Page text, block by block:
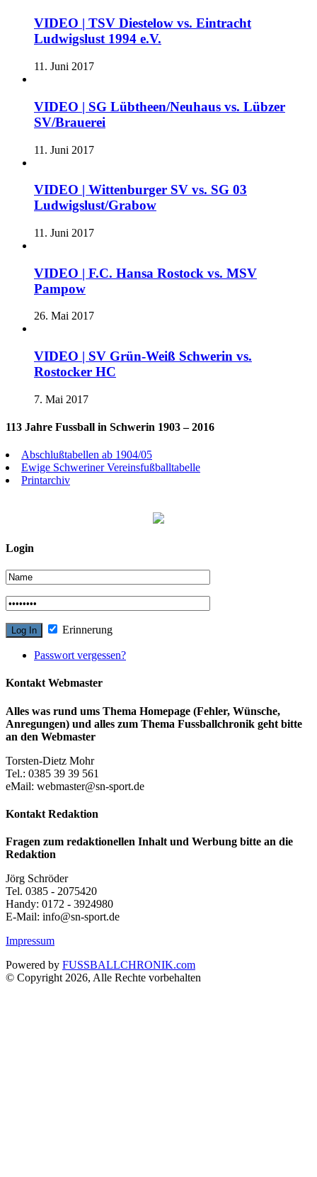
VIDEO | TSV Diestelow vs. Eintracht
Ludwigslust 1994 e.V.
11. Juni 2017
VIDEO | SG Lübtheen/Neuhaus vs. Lübzer
SV/Brauerei
11. Juni 2017
VIDEO | Wittenburger SV vs. SG 03
Ludwigslust/Grabow
11. Juni 2017
VIDEO | F.C. Hansa Rostock vs. MSV
Pampow
26. Mai 2017
VIDEO | SV Grün-Weiß Schwerin vs.
Rostocker HC
7. Mai 2017
113 Jahre Fussball in Schwerin 1903 – 2016
Abschlußtabellen ab 1904/05
Ewige Schweriner Vereinsfußballtabelle
Printarchiv
Login
Erinnerung
Passwort vergessen?
Kontakt Webmaster
Alles was rund ums Thema Homepage (Fehler, Wünsche,
Anregungen) und alles zum Thema Fussballchronik geht bitte
an den Webmaster
Torsten-Dietz Mohr
Tel.: 0385 39 39 561
eMail: webmaster@sn-sport.de
Kontakt Redaktion
Fragen zum redaktionellen Inhalt und Werbung bitte an die
Redaktion
Jörg Schröder
Tel. 0385 - 2075420
Handy: 0172 - 3924980
E-Mail: info@sn-sport.de
Impressum
Powered by FUSSBALLCHRONIK.com
© Copyright 2026, Alle Rechte vorbehalten